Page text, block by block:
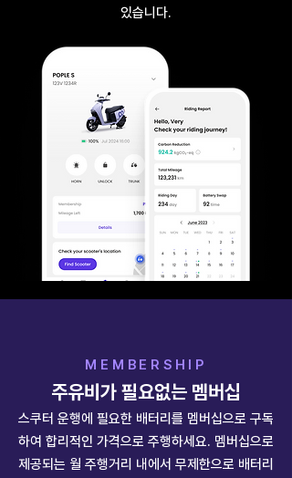
있습니다.
MEMBERSHIP
​주유비가 필요없는 멤버십
스쿠터 운행에 필요한 배터리를 멤버십으로 구독
하여 합리적인 가격으로 주행하세요. 멤버십으로
제공되는 월 주행거리 내에서 무제한으로 배터리